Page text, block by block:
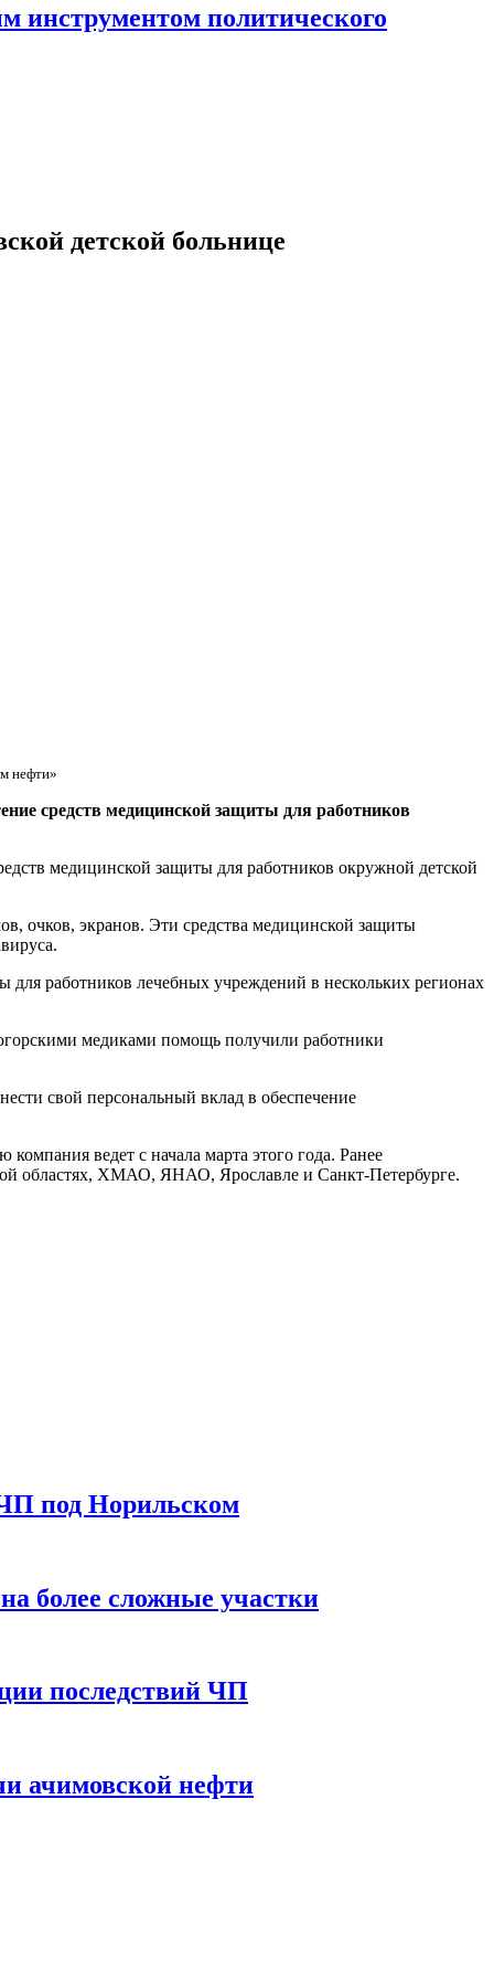
инструментом политического
детской больнице
нефти»
средств медицинской защиты для работников
медицинской защиты для работников окружной детской
очков, экранов. Эти средства медицинской защиты
работников лечебных учреждений в нескольких регионах
медиками помощь получили работники
свой персональный вклад в обеспечение
ведет с начала марта этого года. Ранее
областях, ХМАО, ЯНАО, Ярославле и Санкт-Петербурге.
под Норильском
более сложные участки
последствий ЧП
ачимовской нефти